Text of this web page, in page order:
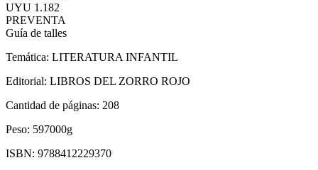
UYU 1.182
PREVENTA
Guía de talles
Temática: LITERATURA INFANTIL
Editorial: LIBROS DEL ZORRO ROJO
Cantidad de páginas: 208
Peso: 597000g
ISBN: 9788412229370